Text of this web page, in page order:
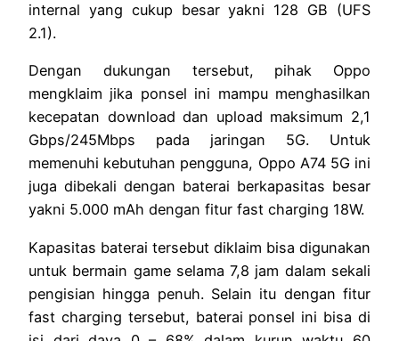
internal yang cukup besar yakni 128 GB (UFS
2.1).
Dengan dukungan tersebut, pihak Oppo
mengklaim jika ponsel ini mampu menghasilkan
kecepatan download dan upload maksimum 2,1
Gbps/245Mbps pada jaringan 5G. Untuk
memenuhi kebutuhan pengguna, Oppo A74 5G ini
juga dibekali dengan baterai berkapasitas besar
yakni 5.000 mAh dengan fitur fast charging 18W.
Kapasitas baterai tersebut diklaim bisa digunakan
untuk bermain game selama 7,8 jam dalam sekali
pengisian hingga penuh. Selain itu dengan fitur
fast charging tersebut, baterai ponsel ini bisa di